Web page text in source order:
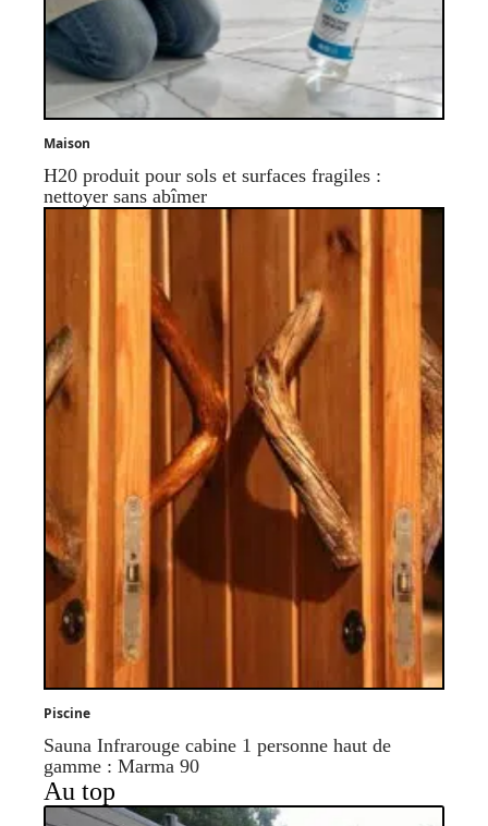
Maison
H20 produit pour sols et surfaces fragiles :
nettoyer sans abîmer
Piscine
Sauna Infrarouge cabine 1 personne haut de
gamme : Marma 90
Au top